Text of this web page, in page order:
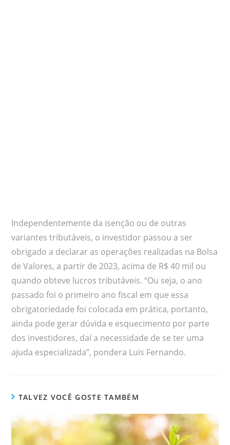
Independentemente da isenção ou de outras
variantes tributáveis, o investidor passou a ser
obrigado a declarar as operações realizadas na Bolsa
de Valores, a partir de 2023, acima de R$ 40 mil ou
quando obteve lucros tributáveis. “Ou seja, o ano
passado foi o primeiro ano fiscal em que essa
obrigatoriedade foi colocada em prática, portanto,
ainda pode gerar dúvida e esquecimento por parte
dos investidores, daí a necessidade de se ter uma
ajuda especializada”, pondera Luis Fernando.
TALVEZ VOCÊ GOSTE TAMBÉM